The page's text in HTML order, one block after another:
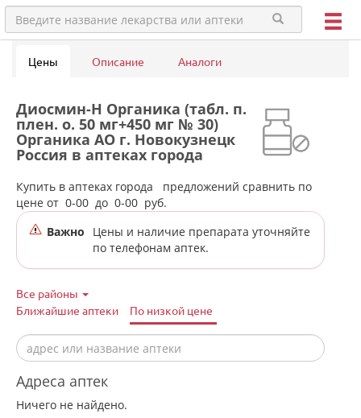
Цены Описание Аналоги
Диосмин-Н Органика (табл. п.
плен. о. 50 мг+450 мг № 30)
Органика АО г. Новокузнецк
Россия в аптеках города
Купить в аптеках города
предложений сравнить по
цене от 0-00 до 0-00 руб.
Важно
Цены и наличие препарата уточняйте
по телефонам аптек.
Все районы
Ближайшие аптеки
По низкой цене
Адреса аптек
Ничего не найдено.